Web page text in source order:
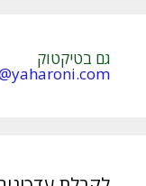
גם בטיקטוק